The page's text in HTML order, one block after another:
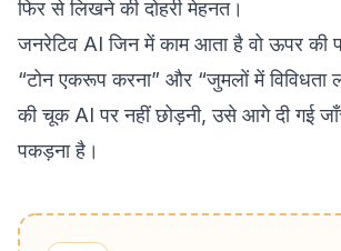
फिर से लिखने की दोहरी मेहनत।
जनरेटिव AI जिन में काम आता है वो ऊपर की
“टोन एकरूप करना” और “जुमलों में विविधता
की चूक AI पर नहीं छोड़नी, उसे आगे दी गई
पकड़ना है।